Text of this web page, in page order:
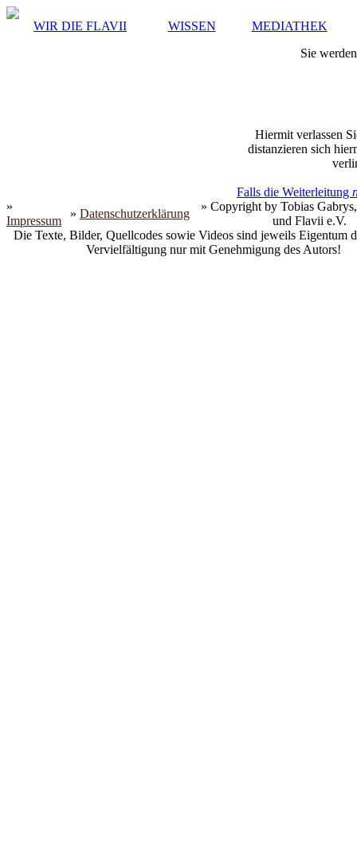
WIR DIE FLAVII WISSEN
MEDIATHEK
Sie
Hiermit verlassen
distanzieren sich
Falls die Weiterleitung
»
Impressum
» Datenschutzerklärung
» Copyright by Tobias
und Flavii e.V.
Die Texte, Bilder, Quellcodes sowie Videos sind jeweils Eigentum
Vervielfältigung nur mit Genehmigung des Autors!